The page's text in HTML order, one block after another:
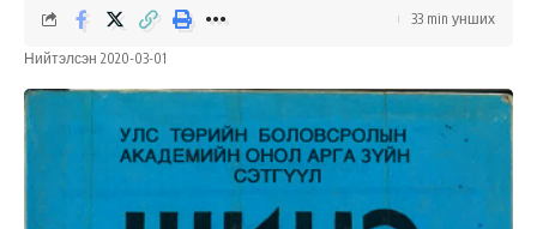
Нийтэлсэн 2020-03-01
33 min унших